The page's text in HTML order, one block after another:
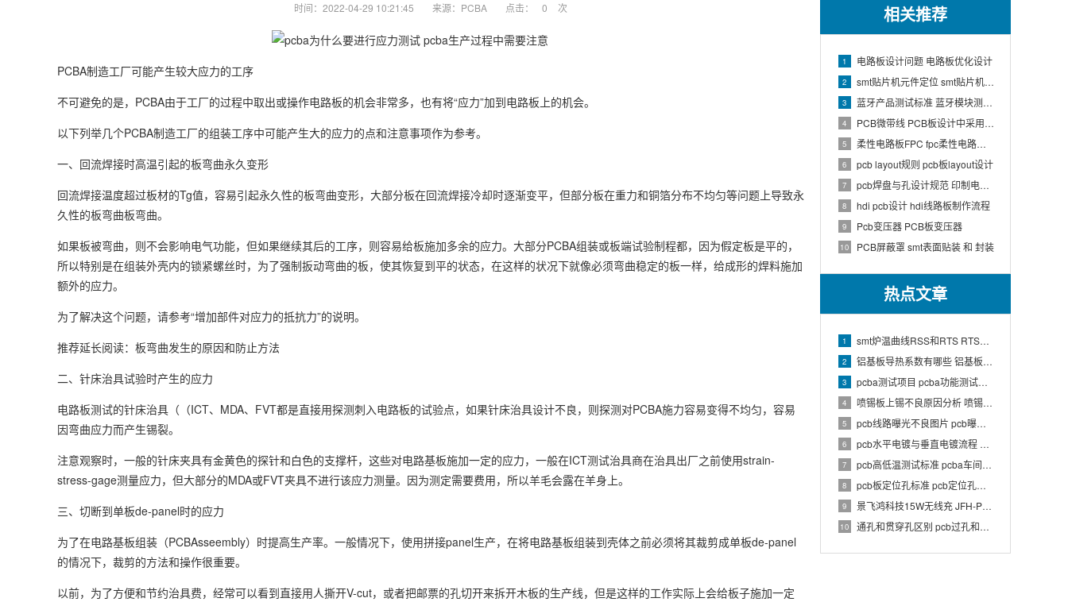
相关推荐
1 电路板设计问题 电路板优化设计
2 smt贴片机元件定位 smt贴片机结构
3 蓝牙产品测试标准 蓝牙模块测试方法
4 PCB微带线 PCB板设计中采用微带线和带状线,应用到什么原理
5 柔性电路板FPC fpc柔性电路板生产流程介绍
6 pcb layout规则 pcb板layout设计
7 pcb焊盘与孔设计规范 印制电路板上焊盘的大小及引线的孔径如何确定
8 hdi pcb设计 hdi线路板制作流程
9 Pcb变压器 PCB板变压器
10 PCB屏蔽罩 smt表面贴装 和 封装
热点文章
1 smt炉温曲线RSS和RTS RTS炉温曲线
2 铝基板导热系数有哪些 铝基板的导热系数和热阻
3 pcba测试项目 pcba功能测试有哪些项
4 喷锡板上锡不良原因分析 喷锡板不上锡处理
5 pcb线路曝光不良图片 pcb曝光工艺原理
6 pcb水平电镀与垂直电镀流程 pcb电镀工艺介绍
7 pcb高低温测试标准 pcba车间温湿度要求
8 pcb板定位孔标准 pcb定位孔和定位柱要求
9 景飞鸿科技15W无线充 JFH-PWC-TX033 1.0 PCBA 规格书
10 通孔和贯穿孔区别 pcb过孔和通孔区别
时间：2022-04-29 10:21:45 来源：PCBA 点击： 0 次
PCBA制造工厂可能产生较大应力的工序
不可避免的是，PCBA由于工厂的过程中取出或操作电路板的机会非常多，也有将“应力”加到电路板上的机会。
以下列举几个PCBA制造工厂的组装工序中可能产生大的应力的点和注意事项作为参考。
一、回流焊接时高温引起的板弯曲永久变形
回流焊接温度超过板材的Tg值，容易引起永久性的板弯曲变形，大部分板在回流焊接冷却时逐渐变平，但部分板在重力和铜箔分布不均匀等问题上导致永
久性的板弯曲板弯曲。
如果板被弯曲，则不会影响电气功能，但如果继续其后的工序，则容易给板施加多余的应力。大部分PCBA组装或板端试验制程都，因为假定板是平的，
所以特别是在组装外壳内的锁紧螺丝时，为了强制扳动弯曲的板，使其恢复到平的状态，在这样的状况下就像必须弯曲稳定的板一样，给成形的焊料施加
额外的应力。
为了解决这个问题，请参考“增加部件对应力的抵抗力”的说明。
推荐延长阅读：板弯曲发生的原因和防止方法
二、针床治具试验时产生的应力
电路板测试的针床治具（（ICT、MDA、FVT都是直接用探测刺入电路板的试验点，如果针床治具设计不良，则探测对PCBA施力容易变得不均匀，容易
因弯曲应力而产生锡裂。
注意观察时，一般的针床夹具有金黄色的探针和白色的支撑杆，这些对电路基板施加一定的应力，一般在ICT测试治具商在治具出厂之前使用strain-
stress-gage测量应力，但大部分的MDA或FVT夹具不进行该应力测量。因为测定需要费用，所以羊毛会露在羊身上。
三、切断到单板de-panel时的应力
为了在电路基板组装（PCBAsseembly）时提高生产率。一般情况下，使用拼接panel生产，在将电路基板组装到壳体之前必须将其裁剪成单板de-panel
的情况下，裁剪的方法和操作很重要。
以前，为了方便和节约治具费，经常可以看到直接用人撕开V-cut，或者把邮票的孔切开来拆开木板的生产线，但是这样的工作实际上会给板子施加一定